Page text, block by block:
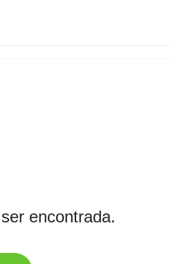
encontrada.